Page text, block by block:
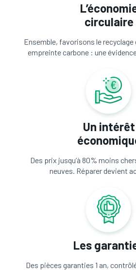
circulaire
Ensemble, favorisons le
empreinte carbone : une
Un intérêt
Des prix jusqu’à 80% moins
neuves. Réparer devient
Les
Des pièces garanties 1 an,